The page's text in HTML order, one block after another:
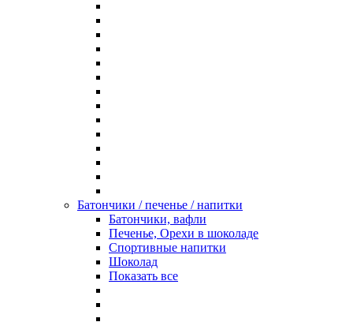
Батончики / печенье / напитки
Батончики, вафли
Печенье, Орехи в шоколаде
Спортивные напитки
Шоколад
Показать все